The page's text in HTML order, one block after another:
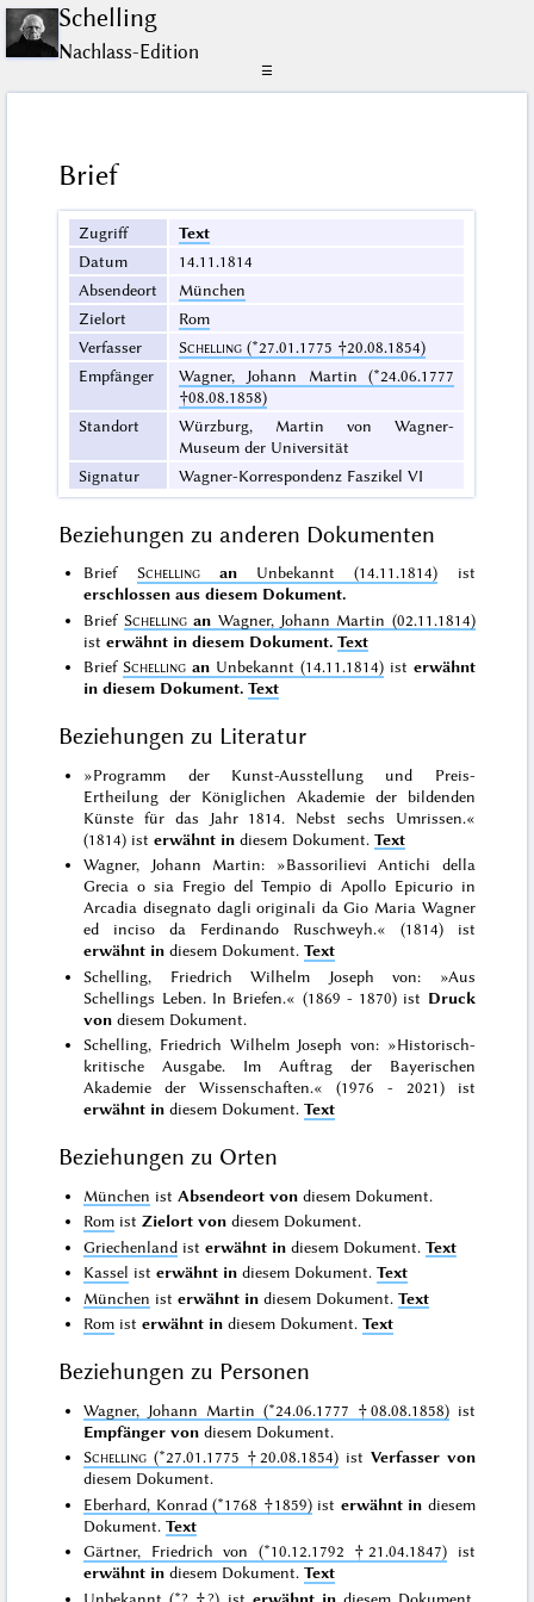
Schelling
Nachlass-Edition
☰
Brief
Zugriff
Text
Datum
14.11.1814
Absendeort
München
Zielort
Rom
Verfasser
Schelling (*27.01.1775 †20.08.1854)
Empfänger
Wagner, Johann Martin (*24.06.1777
†08.08.1858)
Standort
Würzburg, Martin von Wagner-
Museum der Universität
Signatur
Wagner-Korrespondenz Faszikel VI
Beziehungen zu anderen Dokumenten
Brief Schelling anUnbekannt (14.11.1814) ist
erschlossen aus diesem Dokument.
Brief Schelling an Wagner, Johann Martin (02.11.1814)
isterwähnt in diesem Dokument. Text
BriefSchelling an Unbekannt (14.11.1814)ist erwähnt
in diesem Dokument. Text
Beziehungen zu Literatur
»Programm der Kunst-Ausstellung und Preis-
Ertheilung der Königlichen Akademie der bildenden
Künste für das Jahr 1814. Nebst sechs Umrissen.«
(1814) isterwähnt in diesem Dokument.Text
Wagner, Johann Martin: »Bassorilievi Antichi della
Grecia o sia Fregio del Tempio di Apollo Epicurio in
Arcadia disegnato dagli originali da Gio Maria Wagner
ed inciso da Ferdinando Ruschweyh.« (1814) ist
erwähnt in diesem Dokument.Text
Schelling, Friedrich Wilhelm Joseph von: »Aus
Schellings Leben. In Briefen.« (1869 - 1870) ist Druck
von diesem Dokument.
Schelling, Friedrich Wilhelm Joseph von: »Historisch-
kritische Ausgabe. Im Auftrag der Bayerischen
Akademie der Wissenschaften.« (1976 - 2021) ist
erwähnt in diesem Dokument.Text
Beziehungen zu Orten
München ist Absendeort von diesem Dokument.
Rom istZielort von diesem Dokument.
Griechenland isterwähnt in diesem Dokument.Text
Kassel isterwähnt in diesem Dokument.Text
München isterwähnt in diesem Dokument.Text
Rom isterwähnt in diesem Dokument.Text
Beziehungen zu Personen
Wagner, Johann Martin (*24.06.1777 †08.08.1858)ist
Empfänger von diesem Dokument.
Schelling (*27.01.1775 †20.08.1854)ist Verfasser von
diesem Dokument.
Eberhard, Konrad (*1768 †1859)ist erwähnt in diesem
Dokument.Text
Gärtner, Friedrich von (*10.12.1792 †21.04.1847) ist
erwähnt in diesem Dokument.Text
Unbekannt (*? †?) ist erwähnt indiesem Dokument.